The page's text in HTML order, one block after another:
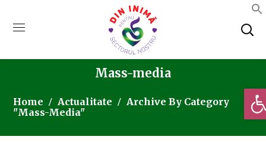
Mass-media
Home Actualitate
Archive By Category
"Mass-Media"